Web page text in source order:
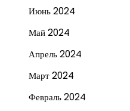
Июнь 2024
Май 2024
Апрель 2024
Март 2024
Февраль 2024